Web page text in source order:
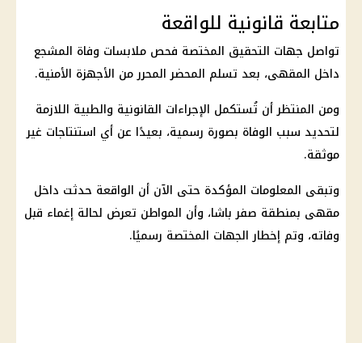
متابعة قانونية للواقعة
تواصل جهات التحقيق المختصة فحص ملابسات وفاة المشجع
داخل المقهى، بعد تسلم المحضر المحرر من الأجهزة الأمنية.
ومن المنتظر أن تُستكمل الإجراءات القانونية والطبية اللازمة
لتحديد سبب الوفاة بصورة رسمية، بعيدًا عن أي استنتاجات غير
موثقة.
وتبقى المعلومات المؤكدة حتى الآن أن الواقعة حدثت داخل
مقهى بمنطقة صفر باشا، وأن المواطن تعرض لحالة إغماء قبل
وفاته، وتم إخطار الجهات المختصة رسميًا.